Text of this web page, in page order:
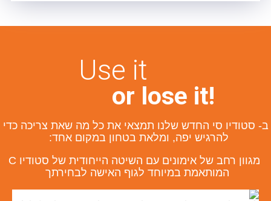
Use it
or lose it!
ב- סטודיו סי החדש שלנו תמצאי את כל מה שאת צריכה כדי
להרגיש יפה, ומלאת בטחון במקום אחד:
מגוון רחב של אימונים עם השיטה הייחודית של סטודיו C
המותאמת במיוחד לגוף האישה לבחירתך